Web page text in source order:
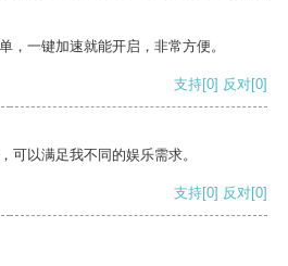
，一键加速就能开启，非常方便。
支持[0] 反对[0]
可以满足我不同的娱乐需求。
支持[0] 反对[0]